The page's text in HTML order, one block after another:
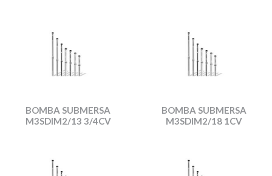
BOMBA SUBMERSA
M3SDIM2/13 3/4CV
BOMBA SUBMERSA
M3SDIM2/18 1CV